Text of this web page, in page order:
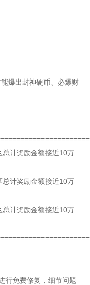
出封神硬币、必爆财
计奖励金额接近10万
计奖励金额接近10万
计奖励金额接近10万
行免费修复，细节问题